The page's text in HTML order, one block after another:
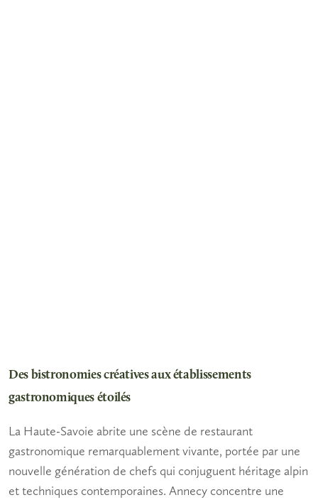
Des bistronomies créatives aux établissements
gastronomiques étoilés
La Haute-Savoie abrite une scène de restaurant
gastronomique remarquablement vivante, portée par une
nouvelle génération de chefs qui conjuguent héritage alpin
et techniques contemporaines. Annecy concentre une